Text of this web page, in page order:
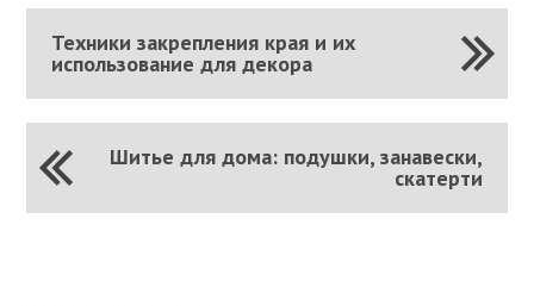
Техники закрепления края и их
использование для декора
Шитье для дома: подушки, занавески,
скатерти